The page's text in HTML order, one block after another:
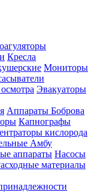
Кресла
Мониторы
Эвакуаторы
Аппараты Боброва
Капнографы
кислорода
Амбу
аппараты Насосы
материалы